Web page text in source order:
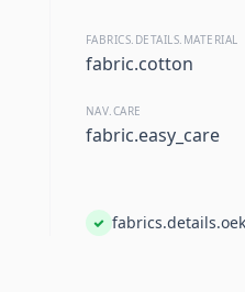
FABRICS.DETAILS.MATERIAL
fabric.cotton
NAV.CARE
fabric.easy_care